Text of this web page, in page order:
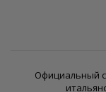
Официальный